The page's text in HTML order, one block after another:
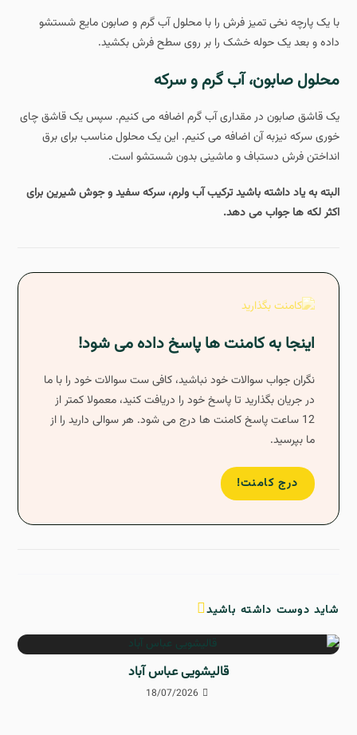
با یک پارچه نخی تمیز فرش را با محلول آب گرم و صابون مایع شستشو
داده و بعد یک حوله خشک را بر روی سطح فرش بکشید.
محلول صابون، آب گرم و سرکه
یک قاشق صابون در مقداری آب گرم اضافه می کنیم. سپس یک قاشق چای
خوری سرکه نیزبه آن اضافه می کنیم. این یک محلول مناسب برای برق
انداختن فرش دستباف و ماشینی بدون شستشو است.
البته به یاد داشته باشید ترکیب آب ولرم، سرکه سفید و جوش شیرین برای
اکثر لکه ها جواب می دهد.
اینجا به کامنت ها پاسخ داده می شود!
نگران جواب سوالات خود نباشید، کافی ست سوالات خود را با ما
در جریان بگذارید تا پاسخ خود را دریافت کنید، معمولا کمتر از
12 ساعت پاسخ کامنت ها درج می شود. هر سوالی دارید را از
ما بپرسید.
درج کامنت!
شاید دوست داشته باشید
قالیشویی عباس آباد
18/07/2026